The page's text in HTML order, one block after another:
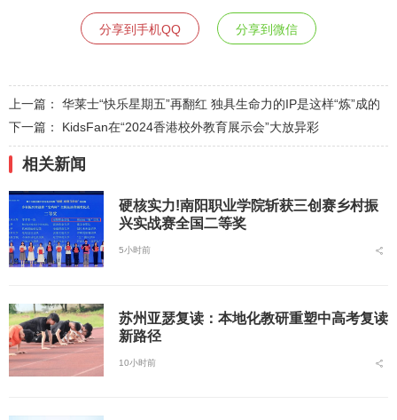
分享到手机QQ 分享到微信
上一篇： 华莱士“快乐星期五”再翻红 独具生命力的IP是这样“炼”成的
下一篇： KidsFan在“2024香港校外教育展示会”大放异彩
相关新闻
硬核实力!南阳职业学院斩获三创赛乡村振
兴实战赛全国二等奖
5小时前
苏州亚瑟复读：本地化教研重塑中高考复读
新路径
10小时前